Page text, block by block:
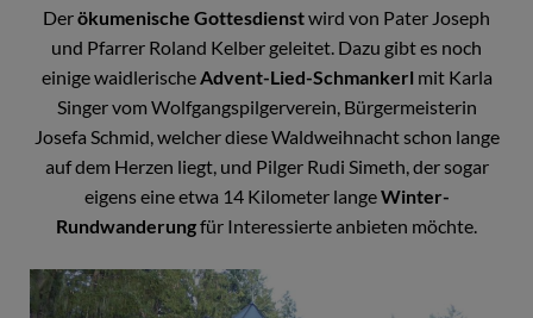
Derökumenische Gottesdienstwird von Pater Joseph
und Pfarrer Roland Kelber geleitet. Dazu gibt es noch
einige waidlerische Advent-Lied-Schmankerl mit Karla
Singer vom Wolfgangspilgerverein, Bürgermeisterin
Josefa Schmid, welcher diese Waldweihnacht schon lange
auf dem Herzen liegt, und Pilger Rudi Simeth, der sogar
eigens eine etwa 14 Kilometer langeWinter-
Rundwanderungfür Interessierte anbieten möchte.